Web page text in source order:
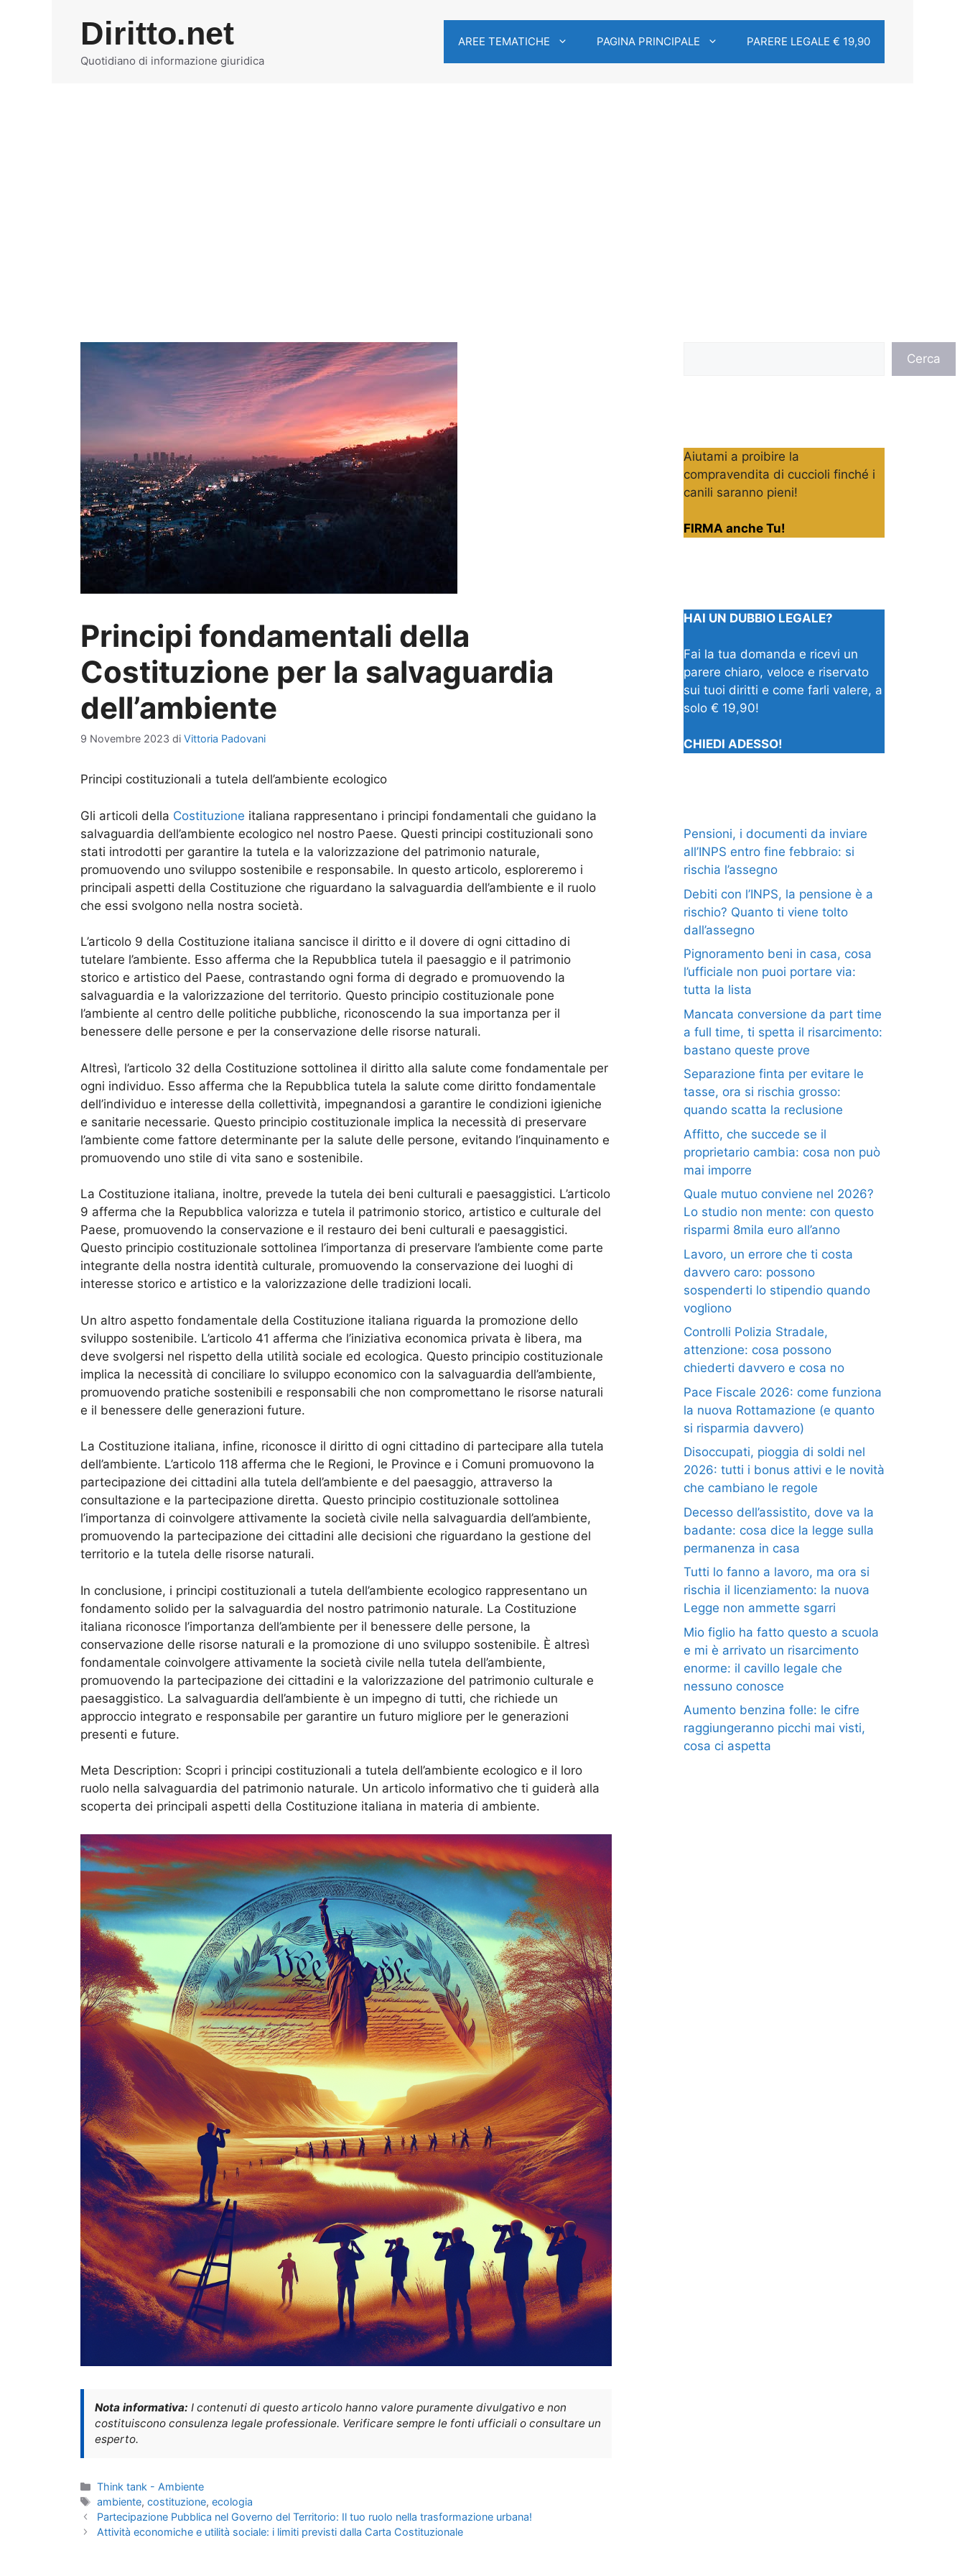
Diritto.net
Quotidiano di informazione giuridica
AREE TEMATICHE PAGINA PRINCIPALE PARERE LEGALE € 19,90
Principi fondamentali della
Costituzione per la salvaguardia
dell’ambiente
9 Novembre 2023 di Vittoria Padovani
Principi costituzionali a tutela dell’ambiente ecologico
Gli articoli della Costituzione italiana rappresentano i principi fondamentali che guidano la
salvaguardia dell’ambiente ecologico nel nostro Paese. Questi principi costituzionali sono
stati introdotti per garantire la tutela e la valorizzazione del patrimonio naturale,
promuovendo uno sviluppo sostenibile e responsabile. In questo articolo, esploreremo i
principali aspetti della Costituzione che riguardano la salvaguardia dell’ambiente e il ruolo
che essi svolgono nella nostra società.
L’articolo 9 della Costituzione italiana sancisce il diritto e il dovere di ogni cittadino di
tutelare l’ambiente. Esso afferma che la Repubblica tutela il paesaggio e il patrimonio
storico e artistico del Paese, contrastando ogni forma di degrado e promuovendo la
salvaguardia e la valorizzazione del territorio. Questo principio costituzionale pone
l’ambiente al centro delle politiche pubbliche, riconoscendo la sua importanza per il
benessere delle persone e per la conservazione delle risorse naturali.
Altresì, l’articolo 32 della Costituzione sottolinea il diritto alla salute come fondamentale per
ogni individuo. Esso afferma che la Repubblica tutela la salute come diritto fondamentale
dell’individuo e interesse della collettività, impegnandosi a garantire le condizioni igieniche
e sanitarie necessarie. Questo principio costituzionale implica la necessità di preservare
l’ambiente come fattore determinante per la salute delle persone, evitando l’inquinamento e
promuovendo uno stile di vita sano e sostenibile.
La Costituzione italiana, inoltre, prevede la tutela dei beni culturali e paesaggistici. L’articolo
9 afferma che la Repubblica valorizza e tutela il patrimonio storico, artistico e culturale del
Paese, promuovendo la conservazione e il restauro dei beni culturali e paesaggistici.
Questo principio costituzionale sottolinea l’importanza di preservare l’ambiente come parte
integrante della nostra identità culturale, promuovendo la conservazione dei luoghi di
interesse storico e artistico e la valorizzazione delle tradizioni locali.
Un altro aspetto fondamentale della Costituzione italiana riguarda la promozione dello
sviluppo sostenibile. L’articolo 41 afferma che l’iniziativa economica privata è libera, ma
deve svolgersi nel rispetto della utilità sociale ed ecologica. Questo principio costituzionale
implica la necessità di conciliare lo sviluppo economico con la salvaguardia dell’ambiente,
promuovendo pratiche sostenibili e responsabili che non compromettano le risorse naturali
e il benessere delle generazioni future.
La Costituzione italiana, infine, riconosce il diritto di ogni cittadino di partecipare alla tutela
dell’ambiente. L’articolo 118 afferma che le Regioni, le Province e i Comuni promuovono la
partecipazione dei cittadini alla tutela dell’ambiente e del paesaggio, attraverso la
consultazione e la partecipazione diretta. Questo principio costituzionale sottolinea
l’importanza di coinvolgere attivamente la società civile nella salvaguardia dell’ambiente,
promuovendo la partecipazione dei cittadini alle decisioni che riguardano la gestione del
territorio e la tutela delle risorse naturali.
In conclusione, i principi costituzionali a tutela dell’ambiente ecologico rappresentano un
fondamento solido per la salvaguardia del nostro patrimonio naturale. La Costituzione
italiana riconosce l’importanza dell’ambiente per il benessere delle persone, la
conservazione delle risorse naturali e la promozione di uno sviluppo sostenibile. È altresì
fondamentale coinvolgere attivamente la società civile nella tutela dell’ambiente,
promuovendo la partecipazione dei cittadini e la valorizzazione del patrimonio culturale e
paesaggistico. La salvaguardia dell’ambiente è un impegno di tutti, che richiede un
approccio integrato e responsabile per garantire un futuro migliore per le generazioni
presenti e future.
Meta Description: Scopri i principi costituzionali a tutela dell’ambiente ecologico e il loro
ruolo nella salvaguardia del patrimonio naturale. Un articolo informativo che ti guiderà alla
scoperta dei principali aspetti della Costituzione italiana in materia di ambiente.
Nota informativa: I contenuti di questo articolo hanno valore puramente divulgativo e non
costituiscono consulenza legale professionale. Verificare sempre le fonti ufficiali o consultare un
esperto.
Categorie
Think tank - Ambiente
Tag
ambiente,costituzione,ecologia
Partecipazione Pubblica nel Governo del Territorio: Il tuo ruolo nella trasformazione urbana!
Attività economiche e utilità sociale: i limiti previsti dalla Carta Costituzionale
Cerca
Aiutami a proibire la
compravendita di cuccioli finché i
canili saranno pieni!
FIRMA anche Tu!
HAI UN DUBBIO LEGALE?
Fai la tua domanda e ricevi un
parere chiaro, veloce e riservato
sui tuoi diritti e come farli valere, a
solo € 19,90!
CHIEDI ADESSO!
Pensioni, i documenti da inviare
all’INPS entro fine febbraio: si
rischia l’assegno
Debiti con l’INPS, la pensione è a
rischio? Quanto ti viene tolto
dall’assegno
Pignoramento beni in casa, cosa
l’ufficiale non puoi portare via:
tutta la lista
Mancata conversione da part time
a full time, ti spetta il risarcimento:
bastano queste prove
Separazione finta per evitare le
tasse, ora si rischia grosso:
quando scatta la reclusione
Affitto, che succede se il
proprietario cambia: cosa non può
mai imporre
Quale mutuo conviene nel 2026?
Lo studio non mente: con questo
risparmi 8mila euro all’anno
Lavoro, un errore che ti costa
davvero caro: possono
sospenderti lo stipendio quando
vogliono
Controlli Polizia Stradale,
attenzione: cosa possono
chiederti davvero e cosa no
Pace Fiscale 2026: come funziona
la nuova Rottamazione (e quanto
si risparmia davvero)
Disoccupati, pioggia di soldi nel
2026: tutti i bonus attivi e le novità
che cambiano le regole
Decesso dell’assistito, dove va la
badante: cosa dice la legge sulla
permanenza in casa
Tutti lo fanno a lavoro, ma ora si
rischia il licenziamento: la nuova
Legge non ammette sgarri
Mio figlio ha fatto questo a scuola
e mi è arrivato un risarcimento
enorme: il cavillo legale che
nessuno conosce
Aumento benzina folle: le cifre
raggiungeranno picchi mai visti,
cosa ci aspetta